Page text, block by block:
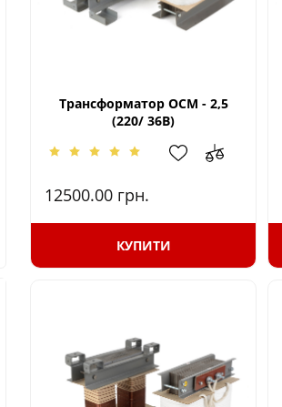
Трансформатор ОСМ - 2,5
(220/ 36В)
12500.00 грн.
КУПИТИ